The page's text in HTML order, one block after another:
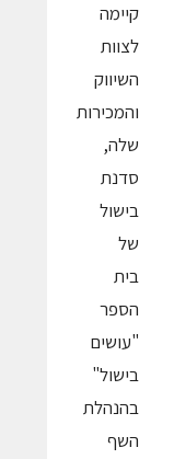
קיימה
לצוות
השיווק
והמכירות
שלה,
סדנת
בישול
של
בית
הספר
"עושים
בישול"
בהנהלת
השף